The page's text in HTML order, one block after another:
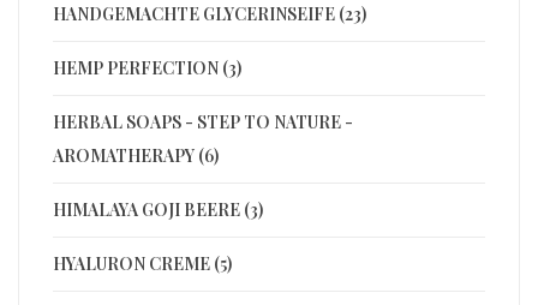
HANDGEMACHTE GLYCERINSEIFE (23)
HEMP PERFECTION (3)
HERBAL SOAPS - STEP TO NATURE -
AROMATHERAPY (6)
HIMALAYA GOJI BEERE (3)
HYALURON CREME (5)